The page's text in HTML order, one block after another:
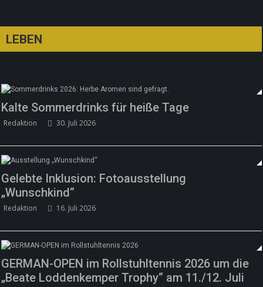
LEBEN
Kalte Sommerdrinks für heiße Tage
Redaktion 30. Juli 2026
Gelebte Inklusion: Fotoausstellung
„Wunschkind“
Redaktion 16. Juli 2026
GERMAN-OPEN im Rollstuhltennis 2026 um die
„Beate Loddenkemper Trophy“ am 11./12. Juli